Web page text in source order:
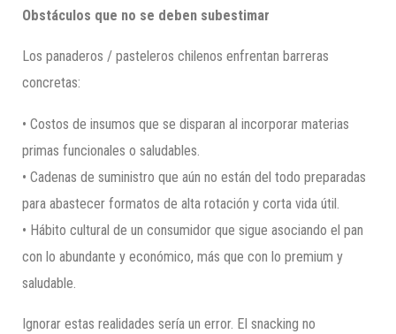
Obstáculos que no se deben subestimar
Los panaderos / pasteleros chilenos enfrentan barreras
concretas:
• Costos de insumos que se disparan al incorporar materias
primas funcionales o saludables.
• Cadenas de suministro que aún no están del todo preparadas
para abastecer formatos de alta rotación y corta vida útil.
• Hábito cultural de un consumidor que sigue asociando el pan
con lo abundante y económico, más que con lo premium y
saludable.
Ignorar estas realidades sería un error. El snacking no